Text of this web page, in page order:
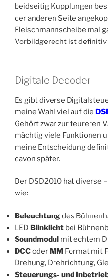
beidseitig Kupplungen
der anderen Seite
Fleischmannscheibe mal
Vorbildgerecht ist definitiv
Digitale Decoder
Es gibt diverse
meine Wahl viel auf die
Gehört zwar zur teureren
mächtig viele Funktionen
meine Entscheidung
davon später.
Der DSD2010 hat diverse
wie:
Beleuchtungdes
LED Blinklicht bei
Soundmodul mit echtem
DCCoder MM Format mit
Drehung, Drehrichtung,
Steuerungs- und